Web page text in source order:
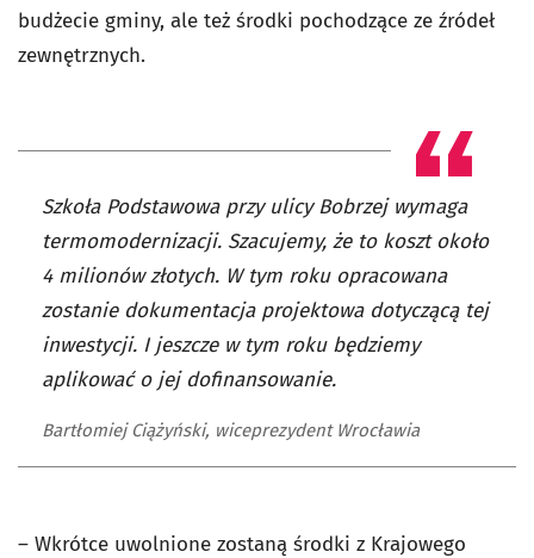
budżecie gminy, ale też środki pochodzące ze źródeł
zewnętrznych.
Szkoła Podstawowa przy ulicy Bobrzej wymaga
termomodernizacji. Szacujemy, że to koszt około
4 milionów złotych. W tym roku opracowana
zostanie dokumentacja projektowa dotyczącą tej
inwestycji. I jeszcze w tym roku będziemy
aplikować o jej dofinansowanie.
Bartłomiej Ciążyński, wiceprezydent Wrocławia
– Wkrótce uwolnione zostaną środki z Krajowego